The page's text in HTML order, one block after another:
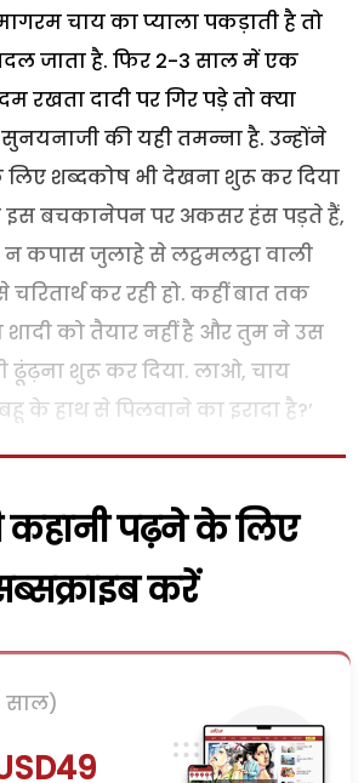
चाय का प्याला पकड़ाती है तो
जाता है. फिर 2-3 साल में एक
रखता दादी पर गिर पड़े तो क्या
की यही तमन्ना है. उन्होंने
लिए शब्दकोष भी देखना शुरू कर दिया
इस बचकानेपन पर अकसर हंस पड़ते हैं,
कपास जुलाहे से लट्ठमलट्ठा वाली
कर रही हो. कहीं बात तक
शादी को तैयार नहीं है और तुम ने उस
ढूंढ़ना शुरू कर दिया. लाओ, चाय
के हाथ से पिलवाने का इरादा है?’
पढ़ने के लिए
करें
साल)